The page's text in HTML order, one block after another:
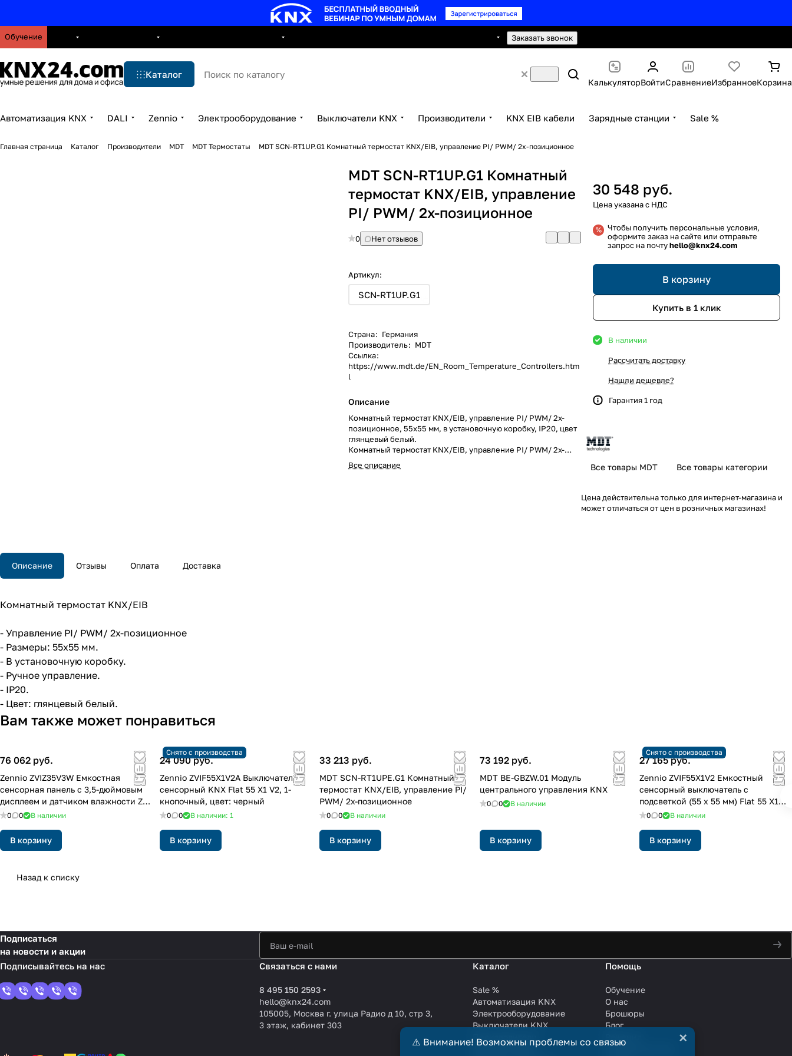
Обучение Заказать звонок
Каталог
КалькуляторВойтиСравнениеИзбранноеКорзина
Автоматизация KNX DALI Zennio Электрооборудование Выключатели KNX Производители KNX EIB кабели Зарядные станции Sale %
Главная страница Каталог Производители MDT MDT Термостаты MDT SCN-RT1UP.G1 Комнатный термостат KNX/EIB, управление PI/ PWM/ 2х-позиционное
MDT SCN-RT1UP.G1 Комнатный
термостат KNX/EIB, управление
PI/ PWM/ 2х-позиционное
0 Нет отзывов
Артикул:
SCN-RT1UP.G1
Страна: Германия
Производитель: MDT
Ссылка:
https://www.mdt.de/EN_Room_Temperature_Controllers.htm
l
Описание
Комнатный термостат KNX/EIB, управление PI/ PWM/ 2х-
позиционное, 55x55 мм, в установочную коробку, IP20, цвет
глянцевый белый.
Комнатный термостат KNX/EIB, управление PI/ PWM/ 2х-
позиционное, 55x55 мм, в установочную коробку, IP20, цвет
глянцевый белый.
Все описание
30 548 руб.
Чтобы получить персональные условия,
оформите заказ на сайте или отправьте
запрос на почтуhello@knx24.com
В корзину
Купить в 1 клик
В наличии
Рассчитать доставку
Нашли дешевле?
Гарантия 1 год
Все товары MDT Все товары категории
Цена действительна только для интернет-магазина и
может отличаться от цен в розничных магазинах!
Описание Отзывы Оплата Доставка
Комнатный термостат KNX/EIB
- Управление PI/ PWM/ 2х-позиционное
- Размеры: 55x55 мм.
- В установочную коробку.
- Ручное управление.
- IP20.
- Цвет: глянцевый белый.
Вам также может понравиться
76 062 руб.
Zennio ZVIZ35V3W Емкостная
сенсорная панель с 3,5-дюймовым
дисплеем и датчиком влажности Z35
v3, цвет: белый
0 0 В наличии
В корзину
Снято с производства
24 090 руб.
Zennio ZVIF55X1V2A Выключатель
сенсорный KNX Flat 55 X1 V2, 1-
кнопочный, цвет: черный
0 0 В наличии: 1
В корзину
33 213 руб.
MDT SCN-RT1UPE.G1 Комнатный
термостат KNX/EIB, управление PI/
PWM/ 2х-позиционное
0 0 В наличии
В корзину
73 192 руб.
MDT BE-GBZW.01 Модуль
центрального управления KNX
0 0 В наличии
В корзину
Снято с производства
27 165 руб.
Zennio ZVIF55X1V2 Емкостный
сенсорный выключатель с
подсветкой (55 x 55 мм) Flat 55 X1
V2, 1-кнопочный, цвет: произвольная
0 0 В наличии
В корзину
Назад к списку
Подписаться
на новости и акции
Связаться с нами
8 495 150 2593
hello@knx24.com
105005, Москва г. улица Радио д 10, стр 3,
3 этаж, кабинет 303
Каталог
Sale %
Автоматизация KNX
Электрооборудование
Выключатели KNX
Производители
KNX EIB кабели
Помощь
Обучение
О нас
Брошюры
Блог
Сотрудничество
⚠️ Внимание! Возможны проблемы со связью ×